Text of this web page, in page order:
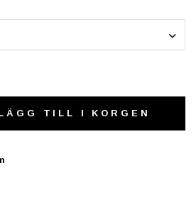
TILL I KORGEN